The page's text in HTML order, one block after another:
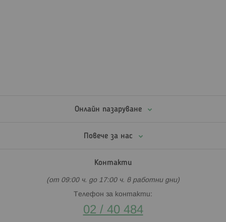
Онлайн пазаруване
Повече за нас
Контакти
(от 09:00 ч. до 17:00 ч. в работни дни)
Телефон за контакти:
02 / 40 484